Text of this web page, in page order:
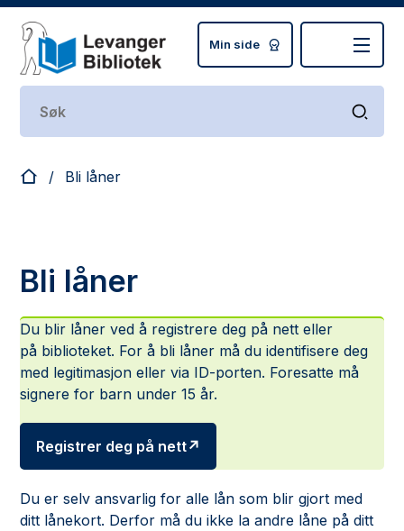
Levanger bibliotek
Min side
Du er her:Bli låner
Bli låner
Du blir låner ved å registrere deg på nett eller
på biblioteket. For å bli låner må du identifisere deg
med legitimasjon eller via ID-porten. Foresatte må
signere for barn under 15 år.
Registrer deg på nett
Du er selv ansvarlig for alle lån som blir gjort med
ditt lånekort. Derfor må du ikke la andre låne på ditt